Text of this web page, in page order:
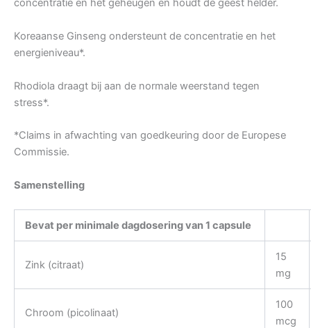
concentratie en het geheugen en houdt de geest helder.
Koreaanse Ginseng ondersteunt de concentratie en het
energieniveau*.
Rhodiola draagt bij aan de normale weerstand tegen
stress*.
*Claims in afwachting van goedkeuring door de Europese
Commissie.
Samenstelling
Bevat per minimale dagdosering van 1 capsule
Zink (citraat)
15
mg
Chroom (picolinaat)
100
mcg